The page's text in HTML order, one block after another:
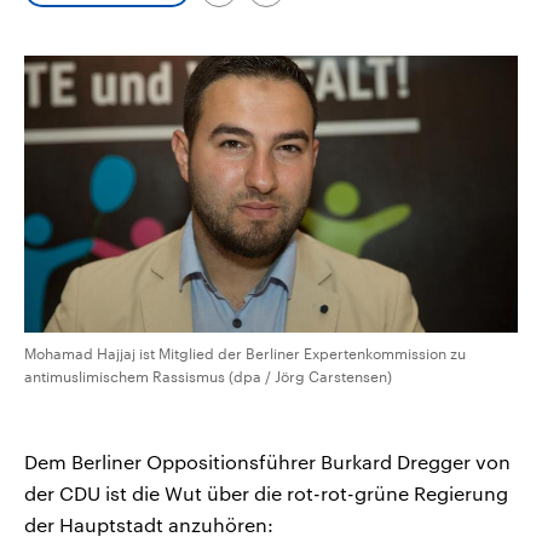
Mohamad Hajjaj ist Mitglied der Berliner Expertenkommission zu
antimuslimischem Rassismus (dpa / Jörg Carstensen)
Dem Berliner Oppositionsführer Burkard Dregger von
der CDU ist die Wut über die rot-rot-grüne Regierung
der Hauptstadt anzuhören: